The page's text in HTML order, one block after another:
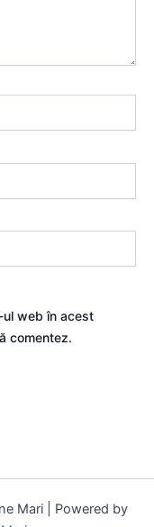
ul web în acest
comentez.
Mari | Powered by